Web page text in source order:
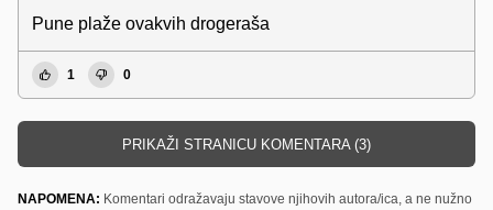
Pune plaže ovakvih drogeraša
1 0
PRIKAŽI STRANICU KOMENTARA (3)
NAPOMENA: Komentari odražavaju stavove njihovih autora/ica, a ne nužno